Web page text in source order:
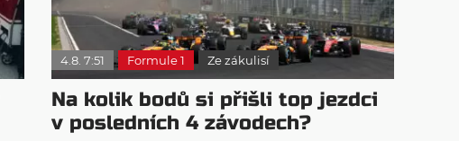
4.8. 7:51 Formule 1 Ze zákulisí
Na kolik bodů si přišli top jezdci
v posledních 4 závodech?